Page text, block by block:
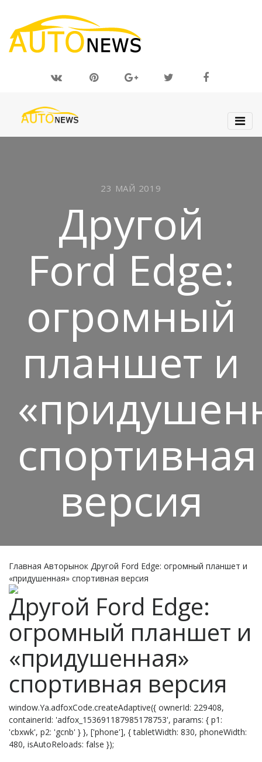
23 МАЙ 2019
Другой
Ford Edge:
огромный
планшет и
спортивная
версия
Главная Авторынок Другой Ford Edge: огромный планшет и
«придушенная» спортивная версия
Другой Ford Edge:
огромный планшет и
«придушенная»
спортивная версия
window.Ya.adfoxCode.createAdaptive({ ownerId: 229408,
containerId: 'adfox_153691187985178753', params: { p1:
'cbxwk', p2: 'gcnb' } }, ['phone'], { tabletWidth: 830, phoneWidth:
480, isAutoReloads: false });